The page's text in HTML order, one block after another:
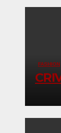
FASHION